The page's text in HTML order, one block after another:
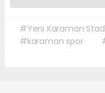
#Yeni Karaman
#karaman spor